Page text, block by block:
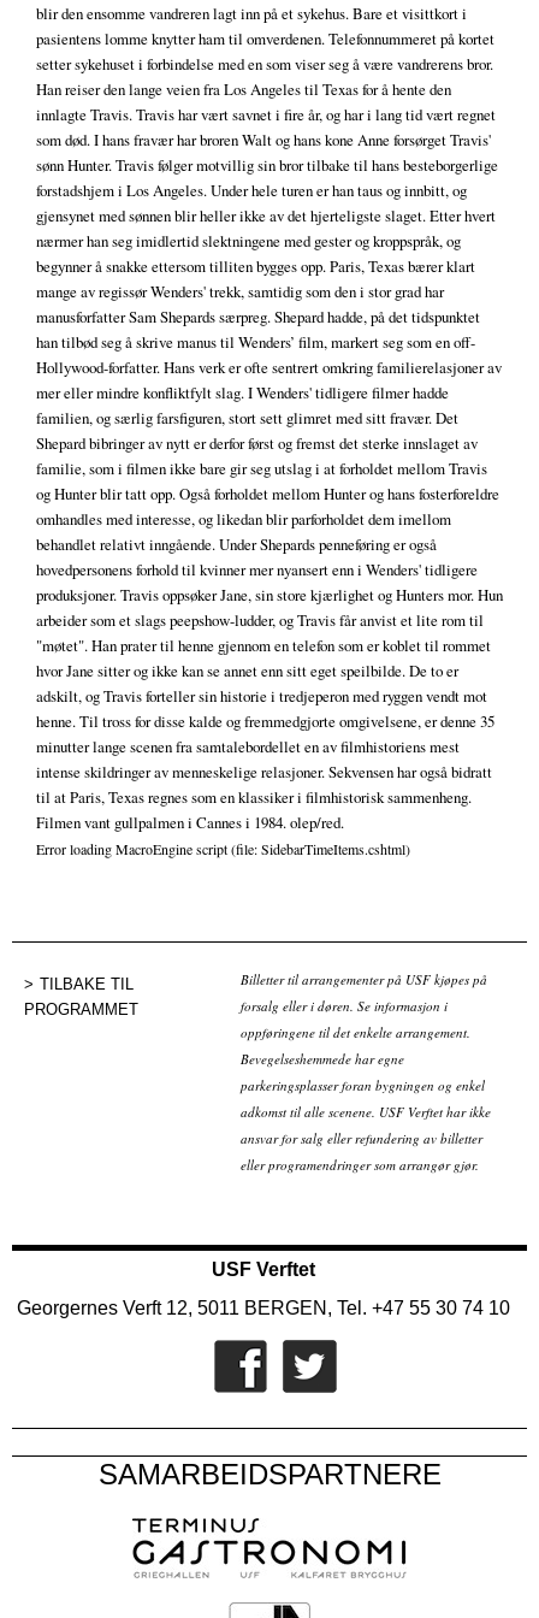
blir den ensomme vandreren lagt inn på et sykehus. Bare et visittkort i
pasientens lomme knytter ham til omverdenen. Telefonnummeret på kortet
setter sykehuset i forbindelse med en som viser seg å være vandrerens bror.
Han reiser den lange veien fra Los Angeles til Texas for å hente den
innlagte Travis. Travis har vært savnet i fire år, og har i lang tid vært regnet
som død. I hans fravær har broren Walt og hans kone Anne forsørget Travis'
sønn Hunter. Travis følger motvillig sin bror tilbake til hans besteborgerlige
forstadshjem i Los Angeles. Under hele turen er han taus og innbitt, og
gjensynet med sønnen blir heller ikke av det hjerteligste slaget. Etter hvert
nærmer han seg imidlertid slektningene med gester og kroppspråk, og
begynner å snakke ettersom tilliten bygges opp. Paris, Texas bærer klart
mange av regissør Wenders' trekk, samtidig som den i stor grad har
manusforfatter Sam Shepards særpreg. Shepard hadde, på det tidspunktet
han tilbød seg å skrive manus til Wenders’ film, markert seg som en off-
Hollywood-forfatter. Hans verk er ofte sentrert omkring familierelasjoner av
mer eller mindre konfliktfylt slag. I Wenders' tidligere filmer hadde
familien, og særlig farsfiguren, stort sett glimret med sitt fravær. Det
Shepard bibringer av nytt er derfor først og fremst det sterke innslaget av
familie, som i filmen ikke bare gir seg utslag i at forholdet mellom Travis
og Hunter blir tatt opp. Også forholdet mellom Hunter og hans fosterforeldre
omhandles med interesse, og likedan blir parforholdet dem imellom
behandlet relativt inngående. Under Shepards penneføring er også
hovedpersonens forhold til kvinner mer nyansert enn i Wenders' tidligere
produksjoner. Travis oppsøker Jane, sin store kjærlighet og Hunters mor. Hun
arbeider som et slags peepshow-ludder, og Travis får anvist et lite rom til
"møtet". Han prater til henne gjennom en telefon som er koblet til rommet
hvor Jane sitter og ikke kan se annet enn sitt eget speilbilde. De to er
adskilt, og Travis forteller sin historie i tredjeperon med ryggen vendt mot
henne. Til tross for disse kalde og fremmedgjorte omgivelsene, er denne 35
minutter lange scenen fra samtalebordellet en av filmhistoriens mest
intense skildringer av menneskelige relasjoner. Sekvensen har også bidratt
til at Paris, Texas regnes som en klassiker i filmhistorisk sammenheng.
Filmen vant gullpalmen i Cannes i 1984. olep/red.
Error loading MacroEngine script (file: SidebarTimeItems.cshtml)
TILBAKE TIL
PROGRAMMET
Billetter til arrangementer på USF kjøpes på
forsalg eller i døren. Se informasjon i
oppføringene til det enkelte arrangement.
Bevegelseshemmede har egne
parkeringsplasser foran bygningen og enkel
adkomst til alle scenene. USF Verftet har ikke
ansvar for salg eller refundering av billetter
eller programendringer som arrangør gjør.
USF Verftet
Georgernes Verft 12, 5011 BERGEN, Tel. +47 55 30 74 10
SAMARBEIDSPARTNERE